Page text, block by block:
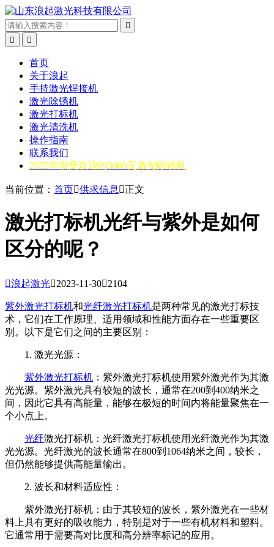



首页
关于浪起
手持激光焊接机
激光除锈机
激光打标机
激光清洗机
操作指南
联系我们
2025年很受欢迎的3000瓦激光除锈机
当前位置： 首页供求信息 正文
激光打标机光纤与紫外是如何
区分的呢？
浪起激光2023-11-302104
紫外激光打标机和光纤激光打标机是两种常见的激光打标技
术，它们在工作原理、适用领域和性能方面存在一些重要区
别。以下是它们之间的主要区别：
1. 激光光源：
紫外激光打标机 ：紫外激光打标机使用紫外激光作为其激
光光源。紫外激光具有较短的波长，通常在200到400纳米之
间，因此它具有高能量，能够在极短的时间内将能量聚焦在一
个小点上。
光纤激光打标机：光纤激光打标机使用光纤激光作为其激
光光源。光纤激光的波长通常在800到1064纳米之间，较长，
但仍然能够提供高能量输出。
2. 波长和材料适应性：
紫外激光打标机：由于其较短的波长，紫外激光在一些材
料上具有更好的吸收能力，特别是对于一些有机材料和塑料。
它通常用于需要高对比度和高分辨率标记的应用。